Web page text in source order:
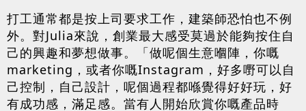
打工通常都是按上司要求工作，建築師恐怕也不例
外。對Julia來說，創業最大感受莫過於能夠按住自
己的興趣和夢想做事。「做呢個生意嗰陣，你嘅
marketing，或者你嘅Instagram，好多嘢可以自
己控制，自己設計，呢個過程都喺覺得好好玩，好
有成功感，滿足感。當有人開始欣賞你嘅產品時